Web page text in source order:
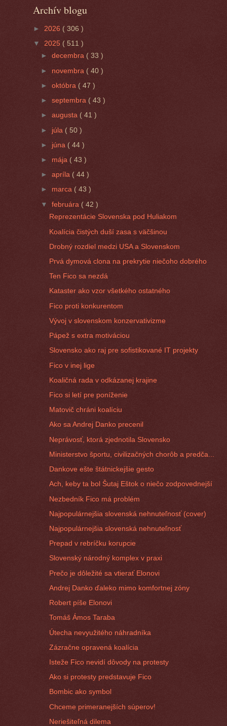
Archív blogu
► 2026 ( 306 )
▼ 2025 ( 511 )
►decembra( 33 )
► novembra ( 40 )
►októbra ( 47 )
►septembra ( 43 )
►augusta( 41 )
► júla ( 50 )
► júna ( 44 )
► mája ( 43 )
►apríla ( 44 )
► marca( 43 )
▼februára ( 42 )
Reprezentácie Slovenska pod Huliakom
Koalícia čistých duší zasa s väčšinou
Drobný rozdiel medzi USA a Slovenskom
Prvá dymová clona na prekrytie niečoho dobrého
Ten Fico sa nezdá
Kataster ako vzor všetkého ostatného
Fico proti konkurentom
Vývoj v slovenskom konzervativizme
Pápež s extra motiváciou
Slovensko ako raj pre sofistikované IT projekty
Fico v inej lige
Koaličná rada v odkázanej krajine
Fico si letí pre poníženie
Matovič chráni koalíciu
Ako sa Andrej Danko precenil
Neprávosť, ktorá zjednotila Slovensko
Ministerstvo športu, civilizačných chorôb a predča...
Dankove ešte štátnickejšie gesto
Ach, keby ta bol Šutaj Eštok o niečo zodpovednejší
Nezbedník Fico má problém
Najpopulárnejšia slovenská nehnuteľnosť (cover)
Najpopulárnejšia slovenská nehnuteľnosť
Prepad v rebríčku korupcie
Slovenský národný komplex v praxi
Prečo je dôležité sa vtierať Elonovi
Andrej Danko ďaleko mimo komfortnej zóny
Robert píše Elonovi
Tomáš Ámos Taraba
Útecha nevyužitého náhradníka
Zázračne opravená koalícia
Isteže Fico nevidí dôvody na protesty
Ako si protesty predstavuje Fico
Bombic ako symbol
Chceme primeranejších súperov!
Neriešiteľná dilema